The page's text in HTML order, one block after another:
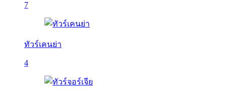
7
ทัวร์เคนย่า
4